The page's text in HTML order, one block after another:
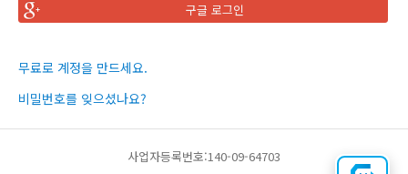
구글 로그인
무료로 계정을 만드세요.
비밀번호를 잊으셨나요?
사업자등록번호:140-09-64703